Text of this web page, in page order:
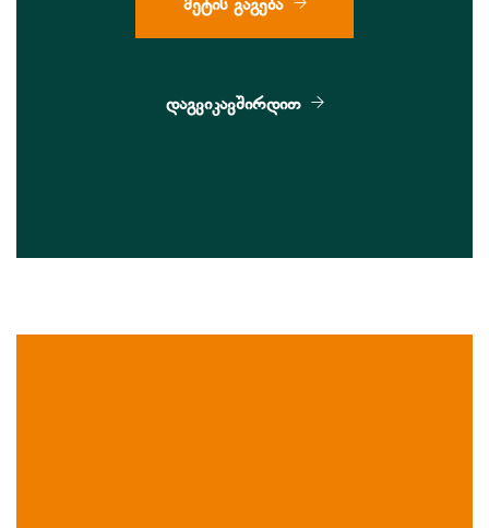
მეტის გაგება
დაგვიკავშირდით